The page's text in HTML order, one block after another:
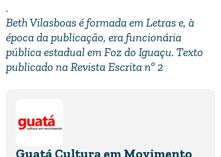
.
Beth Vilasboas é formada em Letras e, à
época da publicação, era funcionária
pública estadual em Foz do Iguaçu. Texto
publicado na Revista Escrita nº 2
Guatá Cultura em Movimento